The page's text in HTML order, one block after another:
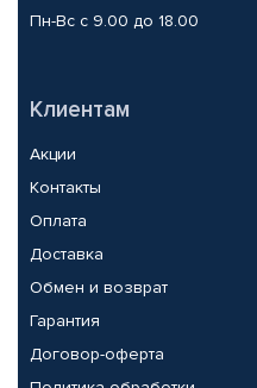
Пн-Вс с 9.00 до 18.00
Клиентам
Акции
Контакты
Оплата
Доставка
Обмен и возврат
Гарантия
Договор-оферта